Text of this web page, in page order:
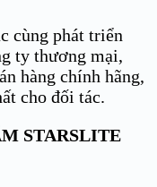
cùng phát triển
ty thương mại,
hàng chính hãng,
cho đối tác.
STARSLITE